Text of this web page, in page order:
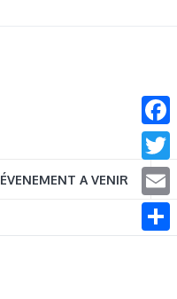
ÉVENEMENT A VENIR
Email